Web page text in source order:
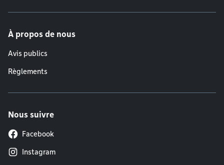
À propos de nous
Avis publics
Règlements
Nous suivre
Facebook
Instagram